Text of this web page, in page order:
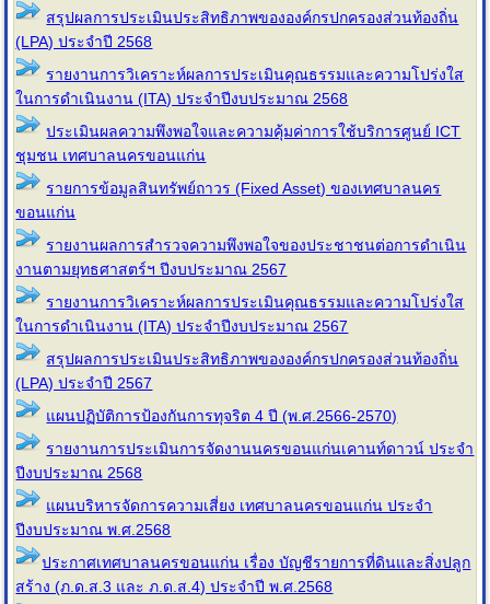
สรุปผลการประเมินประสิทธิภาพขององค์กรปกครองส่วนท้องถิ่น
(LPA) ประจำปี 2568
รายงานการวิเคราะห์ผลการประเมินคุณธรรมและความโปร่งใส
ในการดำเนินงาน (ITA) ประจำปีงบประมาณ 2568
ประเมินผลความพึงพอใจและความคุ้มค่าการใช้บริการศูนย์ ICT
ชุมชน เทศบาลนครขอนแก่น
รายการข้อมูลสินทรัพย์ถาวร (Fixed Asset) ของเทศบาลนคร
ขอนแก่น
รายงานผลการสำรวจความพึงพอใจของประชาชนต่อการดำเนิน
งานตามยุทธศาสตร์ฯ ปีงบประมาณ 2567
รายงานการวิเคราะห์ผลการประเมินคุณธรรมและความโปร่งใส
ในการดำเนินงาน (ITA) ประจำปีงบประมาณ 2567
สรุปผลการประเมินประสิทธิภาพขององค์กรปกครองส่วนท้องถิ่น
(LPA) ประจำปี 2567
แผนปฏิบัติการป้องกันการทุจริต 4 ปี (พ.ศ.2566-2570)
รายงานการประเมินการจัดงานนครขอนแก่นเคานท์ดาวน์ ประจำ
ปีงบประมาณ 2568
แผนบริหารจัดการความเสี่ยง เทศบาลนครขอนแก่น ประจํา
ปีงบประมาณ พ.ศ.2568
ประกาศเทศบาลนครขอนแก่น เรื่อง บัญชีรายการที่ดินและสิ่งปลูก
สร้าง (ภ.ด.ส.3 และ ภ.ด.ส.4) ประจำปี พ.ศ.2568